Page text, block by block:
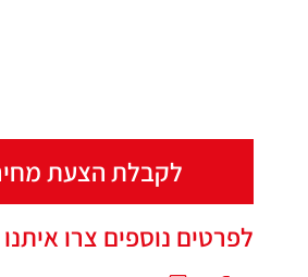
לקבלת הצעת
לפרטים נוספים צרו